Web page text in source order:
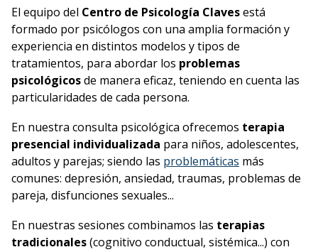
El equipo del Centro de Psicología Clavesestá
formado por psicólogos con una amplia formación y
experiencia en distintos modelos y tipos de
tratamientos, para abordar los problemas
psicológicosde manera eficaz, teniendo en cuenta las
particularidades de cada persona.
En nuestra consulta psicológica ofrecemos terapia
presencial individualizada para niños, adolescentes,
adultos y parejas; siendo las problemáticas más
comunes: depresión, ansiedad, traumas, problemas de
pareja, disfunciones sexuales...
En nuestras sesiones combinamos las terapias
tradicionales(cognitivo conductual, sistémica...) con